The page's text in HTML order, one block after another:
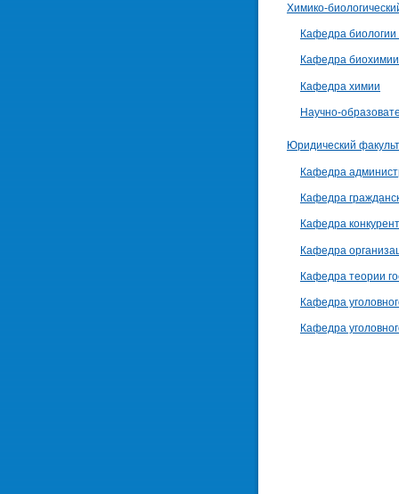
Химико-
Кафедра
Кафедра
Кафедра химии
Научно-
Юридический
Кафедра
Кафедра
Кафедра
Кафедра
Кафедра теории
Кафедра
Кафедра